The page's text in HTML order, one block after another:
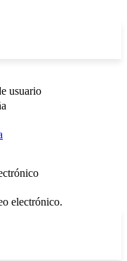
usuario
electrónico.